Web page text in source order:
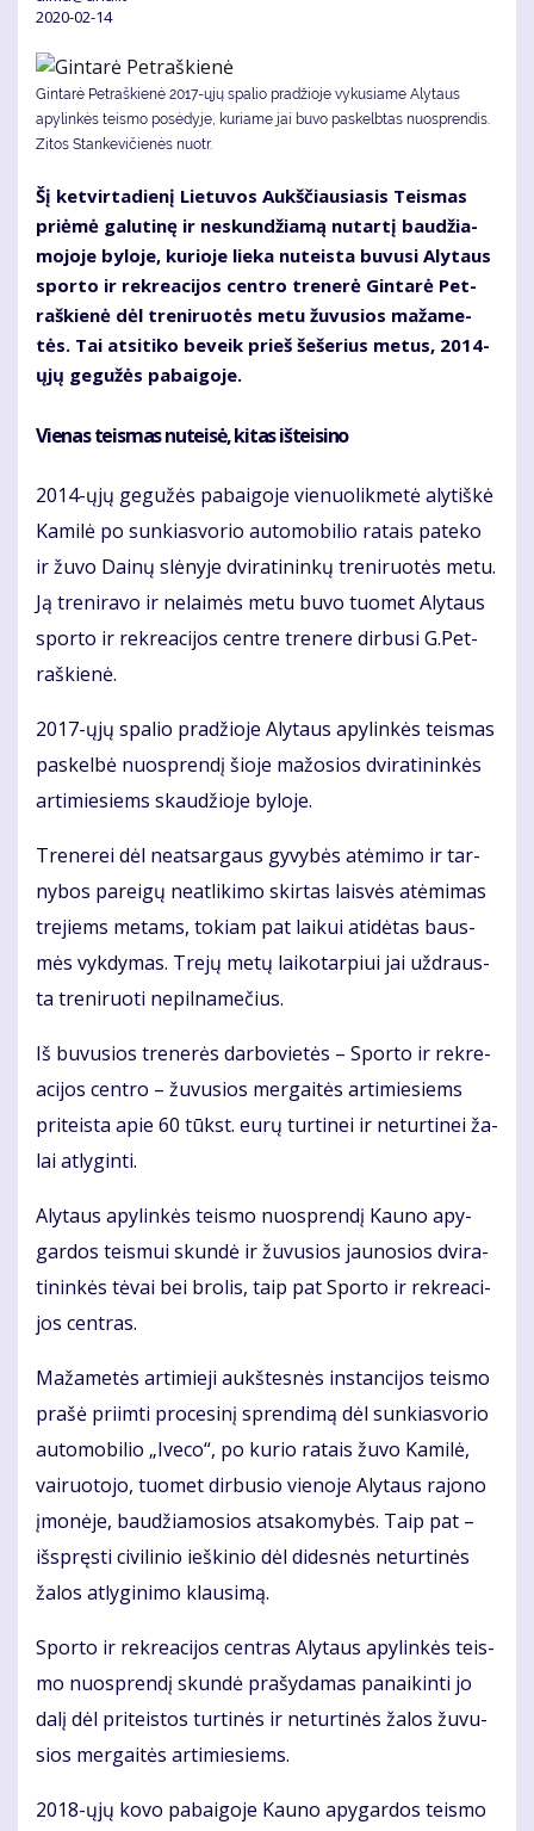
2020-02-14
Gintarė Petraškienė 2017-ųjų spalio pradžioje vykusiame Alytaus
apylinkės teismo posėdyje, kuriame jai buvo paskelbtas nuosprendis.
Zitos Stankevičienės nuotr.
Šį ket­vir­ta­die­nį Lie­tu­vos Aukš­čiau­sia­sis Teis­mas
pri­ėmė ga­lu­ti­nę ir ne­skun­džia­mą nu­tar­tį bau­džia­
mo­jo­je by­lo­je, ku­rio­je lie­ka nu­teis­ta bu­vu­si Aly­taus
spor­to ir rek­re­a­ci­jos cen­tro tre­ne­rė Gin­ta­rė Pet­
raš­kie­nė dėl tre­ni­ruo­tės me­tu žu­vu­sios ma­ža­me­
tės. Tai at­si­ti­ko be­veik prieš še­še­rius me­tus, 2014-
ųjų ge­gu­žės pa­bai­go­je.
Vie­nas teis­mas nu­tei­sė, ki­tas iš­tei­si­no
2014-ųjų ge­gu­žės pa­bai­go­je vie­nuo­lik­me­tė aly­tiš­kė
Ka­mi­lė po sun­kias­vo­rio au­to­mo­bi­lio ra­tais pa­te­ko
ir žu­vo Dai­nų slė­ny­je dvi­ra­ti­nin­kų tre­ni­ruo­tės me­tu.
Ją tre­ni­ra­vo ir ne­lai­mės me­tu bu­vo tuo­met Aly­taus
spor­to ir rek­re­a­ci­jos cen­tre tre­ne­re dir­bu­si G.Pet­
raš­kie­nė.
2017-ųjų spa­lio pra­džio­je Aly­taus apy­lin­kės teis­mas
pa­skel­bė nuosp­ren­dį šio­je ma­žo­sios dvi­ra­ti­nin­kės
ar­ti­mie­siems skau­džio­je by­lo­je.
Tre­ne­rei dėl ne­at­sar­gaus gy­vy­bės at­ėmi­mo ir tar­
ny­bos pa­rei­gų ne­at­li­ki­mo skir­tas lais­vės at­ėmi­mas
tre­jiems me­tams, to­kiam pat lai­kui ati­dė­tas baus­
mės vyk­dy­mas. Tre­jų me­tų lai­ko­tar­piui jai už­draus­
ta tre­ni­ruo­ti ne­pil­na­me­čius.
Iš bu­vu­sios tre­ne­rės dar­bo­vie­tės – Spor­to ir rek­re­
a­ci­jos cen­tro – žu­vu­sios mer­gai­tės ar­ti­mie­siems
pri­teis­ta apie 60 tūkst. eu­rų tur­ti­nei ir ne­tur­ti­nei ža­
lai at­ly­gin­ti.
Aly­taus apy­lin­kės teis­mo nuosp­ren­dį Kau­no apy­
gar­dos teis­mui skun­dė ir žu­vu­sios jau­no­sios dvi­ra­
ti­nin­kės tė­vai bei bro­lis, taip pat Spor­to ir rek­re­a­ci­
jos cen­tras.
Ma­ža­me­tės ar­ti­mie­ji aukš­tes­nės ins­tan­ci­jos teis­mo
pra­šė pri­im­ti pro­ce­si­nį spren­di­mą dėl sun­kias­vo­rio
au­to­mo­bi­lio „Ive­co“, po ku­rio ra­tais žu­vo Ka­mi­lė,
vai­ruo­to­jo, tuo­met dir­bu­sio vie­no­je Aly­taus ra­jo­no
įmo­nė­je, bau­džia­mo­sios at­sa­ko­my­bės. Taip pat –
iš­spręs­ti ci­vi­li­nio ieš­ki­nio dėl di­des­nės ne­tur­ti­nės
ža­los at­ly­gi­ni­mo klau­si­mą.
Spor­to ir rek­re­a­ci­jos cen­tras Aly­taus apy­lin­kės teis­
mo nuosp­ren­dį skun­dė pra­šy­da­mas pa­nai­kin­ti jo
da­lį dėl pri­teis­tos tur­ti­nės ir ne­tur­ti­nės ža­los žu­vu­
sios mer­gai­tės ar­ti­mie­siems.
2018-ųjų ko­vo pa­bai­go­je Kau­no apy­gar­dos teis­mo